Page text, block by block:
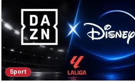
Sport